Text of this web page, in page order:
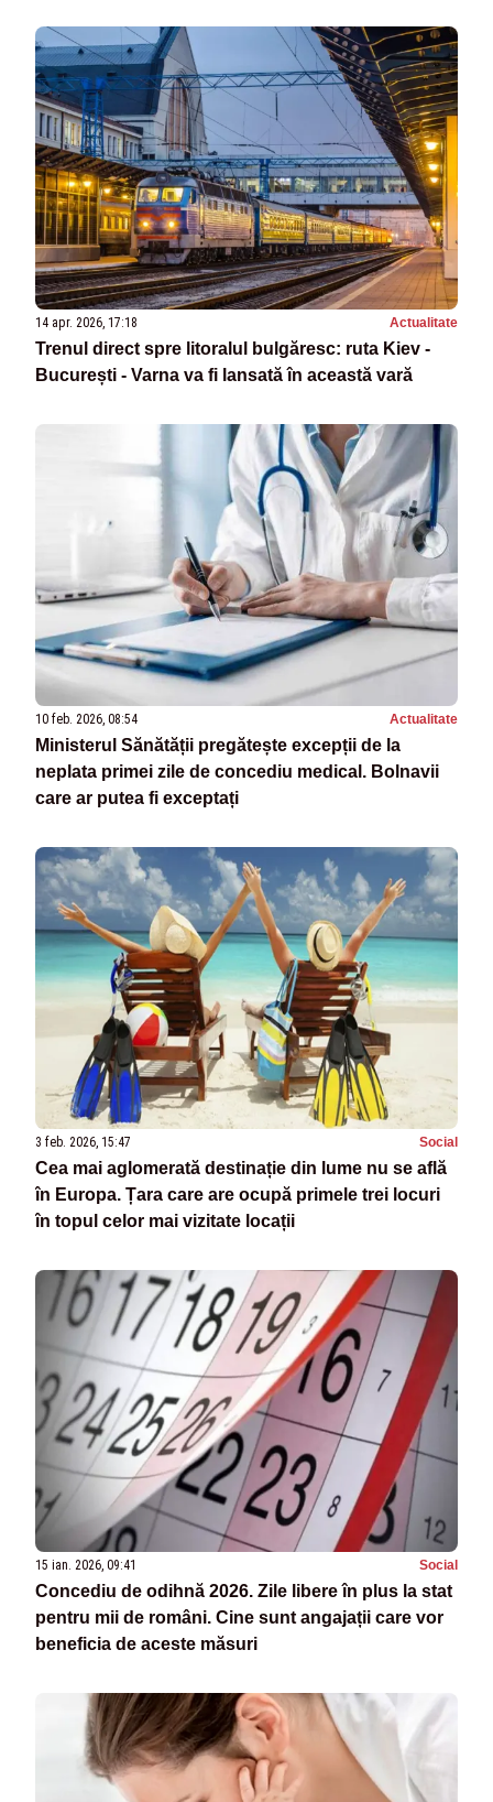
14 apr. 2026, 17:18 Actualitate
Trenul direct spre litoralul bulgăresc: ruta Kiev -
București - Varna va fi lansată în această vară
10 feb. 2026, 08:54 Actualitate
Ministerul Sănătății pregătește excepții de la
neplata primei zile de concediu medical. Bolnavii
care ar putea fi exceptați
3 feb. 2026, 15:47 Social
Cea mai aglomerată destinație din lume nu se află
în Europa. Țara care are ocupă primele trei locuri
în topul celor mai vizitate locații
15 ian. 2026, 09:41 Social
Concediu de odihnă 2026. Zile libere în plus la stat
pentru mii de români. Cine sunt angajații care vor
beneficia de aceste măsuri